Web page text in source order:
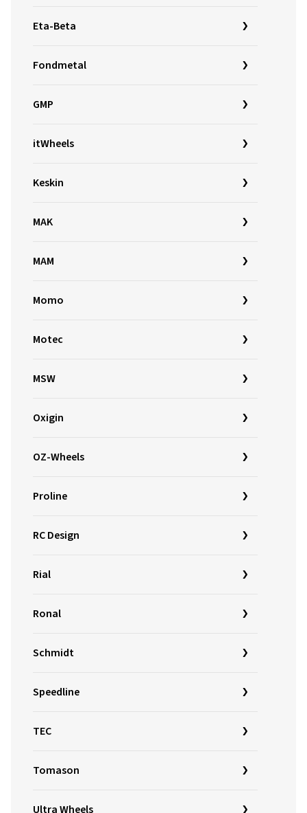
Eta-Beta
Fondmetal
GMP
itWheels
Keskin
MAK
MAM
Momo
Motec
MSW
Oxigin
OZ-Wheels
Proline
RC Design
Rial
Ronal
Schmidt
Speedline
TEC
Tomason
Ultra Wheels